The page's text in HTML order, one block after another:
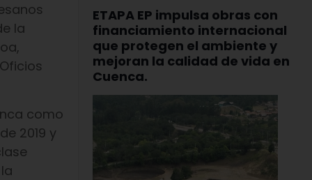
la
como
2019 y
ETAPA EP impulsa obras con
financiamiento internacional
que protegen el ambiente y
mejoran la calidad de vida en
Cuenca.